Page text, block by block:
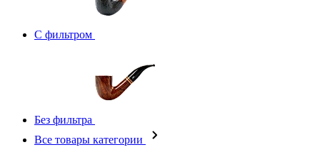
С фильтром
Без фильтра
Все товары категории